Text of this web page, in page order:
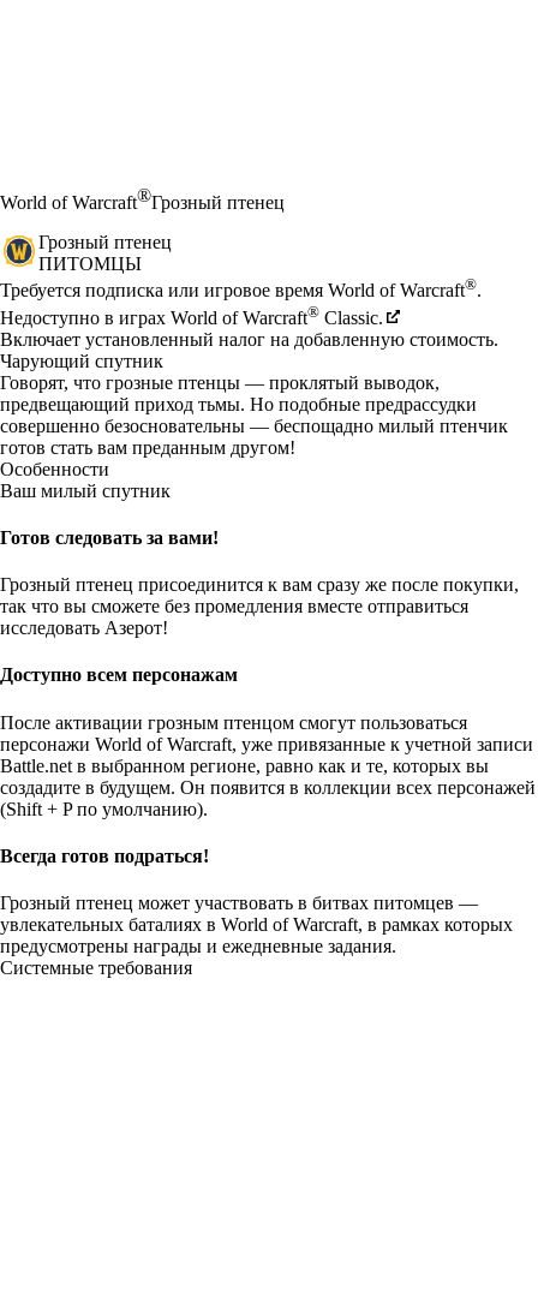
World of Warcraft®Грозный птенец
Грозный птенец
ПИТОМЦЫ
Цена
Available actions
Требуется подписка или игровое время World of Warcraft®.
Недоступно в играх World of Warcraft® Classic.
Включает установленный налог на добавленную стоимость.
Чарующий спутник
Говорят, что грозные птенцы — проклятый выводок,
предвещающий приход тьмы. Но подобные предрассудки
совершенно безосновательны — беспощадно милый птенчик
готов стать вам преданным другом!
Особенности
Ваш милый спутник
Готов следовать за вами!
Грозный птенец присоединится к вам сразу же после покупки,
так что вы сможете без промедления вместе отправиться
исследовать Азерот!
Доступно всем персонажам
После активации грозным птенцом смогут пользоваться
персонажи World of Warcraft, уже привязанные к учетной записи
Battle.net в выбранном регионе, равно как и те, которых вы
создадите в будущем. Он появится в коллекции всех персонажей
(Shift + P по умолчанию).
Всегда готов подраться!
Грозный птенец может участвовать в битвах питомцев —
увлекательных баталиях в World of Warcraft, в рамках которых
предусмотрены награды и ежедневные задания.
Системные требования